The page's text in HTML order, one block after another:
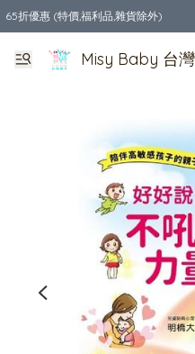
65折優惠 (特價,福利品,雜貨除外)
全店購物滿$550，免運費
Misy Baby 台